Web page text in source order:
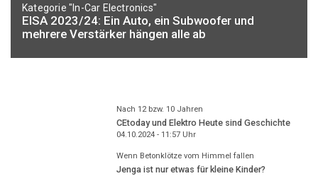
Kategorie "In-Car Electronics"
EISA 2023/24: Ein Auto, ein Subwoofer und
mehrere Verstärker hängen alle ab
Nach 12 bzw. 10 Jahren
CEtoday und Elektro Heute sind Geschichte
04.10.2024 - 11:57Uhr
Wenn Betonklötze vom Himmel fallen
Jenga ist nur etwas für kleine Kinder?